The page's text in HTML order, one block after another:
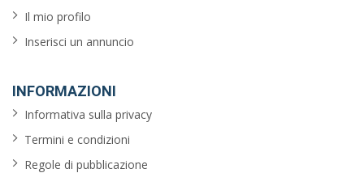
Il mio profilo
Inserisci un annuncio
INFORMAZIONI
Informativa sulla privacy
Termini e condizioni
Regole di pubblicazione